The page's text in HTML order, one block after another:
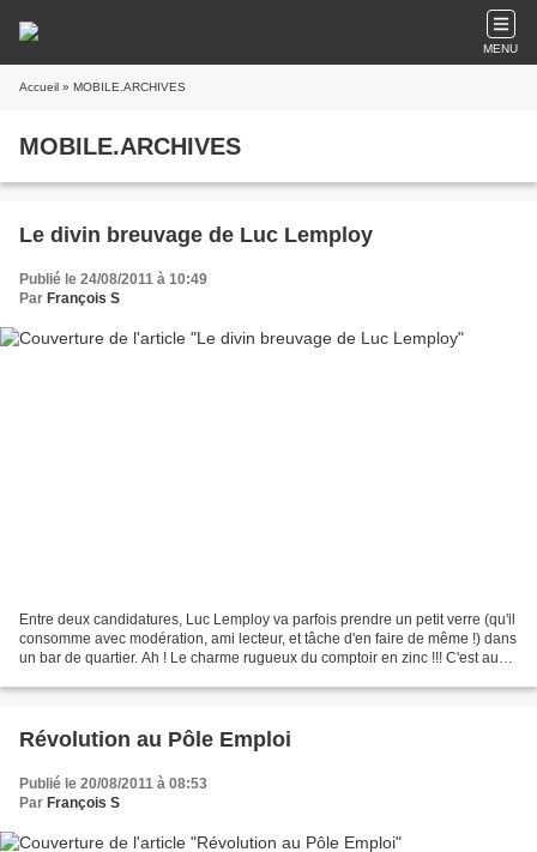
MENU
Accueil » MOBILE.ARCHIVES
MOBILE.ARCHIVES
Le divin breuvage de Luc Lemploy
Publié le 24/08/2011 à 10:49
Par François S
Entre deux candidatures, Luc Lemploy va parfois prendre un petit verre (qu'il
consomme avec modération, ami lecteur, et tâche d'en faire de même !) dans
un bar de quartier. Ah ! Le charme rugueux du comptoir en zinc !!! C'est aussi
Révolution au Pôle Emploi
Publié le 20/08/2011 à 08:53
Par François S